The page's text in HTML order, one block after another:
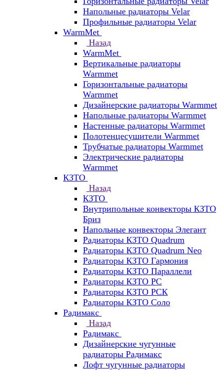
Напольные радиаторы Velar
Профильные радиаторы Velar
WarmMet
Назад
WarmMet
Вертикальные радиаторы
Warmmet
Горизонтальные радиаторы
Warmmet
Дизайнерские радиаторы Warmmet
Напольные радиаторы Warmmet
Настенные радиаторы Warmmet
Полотенцесушители Warmmet
Трубчатые радиаторы Warmmet
Электрические радиаторы
Warmmet
КЗТО
Назад
КЗТО
Внутрипольные конвекторы КЗТО
Бриз
Напольные конвекторы Элегант
Радиаторы КЗТО Quadrum
Радиаторы КЗТО Quadrum Neo
Радиаторы КЗТО Гармония
Радиаторы КЗТО Параллели
Радиаторы КЗТО РС
Радиаторы КЗТО РСК
Радиаторы КЗТО Соло
Радимакс
Назад
Радимакс
Дизайнерские чугунные
радиаторы Радимакс
Лофт чугунные радиаторы